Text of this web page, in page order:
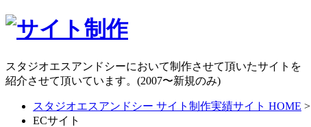
スタジオエスアンドシーにおいて制作させて頂いたサイトを
紹介させて頂いています。 (2007〜新規のみ)
スタジオエスアンドシー サイト制作実績サイト HOME >
ECサイト